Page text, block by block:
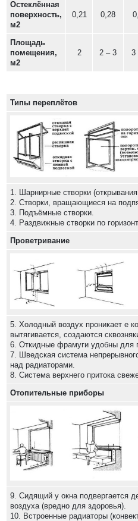
Остеклённая
поверхность,
м2
0,21 0,28
Площадь
помещения,
м2
2 2 – 3 3
Типы переплётов
1. Шарнирные створки
2. Створки, вращающиеся на
3. Подъёмные створки.
4. Раздвижные створки по
Проветривание
5. Холодный воздух проникает е
вытягивается, создаются
6. Откидные фрамуги удобны для
7. Шведская система
над радиаторами.
8. Система верхнего притока
Отопительные приборы
9. Сидящий у окна подвергается
воздуха (вредно для здоровья).
10. Встроенные радиаторы